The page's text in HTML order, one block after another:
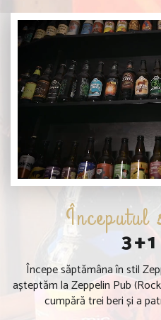
Începutul
Începe săptămâna în stil
așteptăm la Zeppelin Pub
cumpără trei beri și a